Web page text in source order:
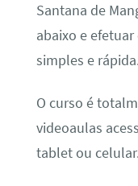
Santana de
abaixo e
simples e
O curso é
videoaulas
tablet ou